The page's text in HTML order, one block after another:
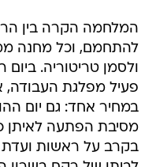
המלחמה הקרה בין
להתחמם, וכל מחנה
ולסמן טריטוריה.
פעיל מפלגת העבודה,
במחיר אחד: גם יום
מסיבת הפתעה לאיתן
בקרב על ראשות ועדת